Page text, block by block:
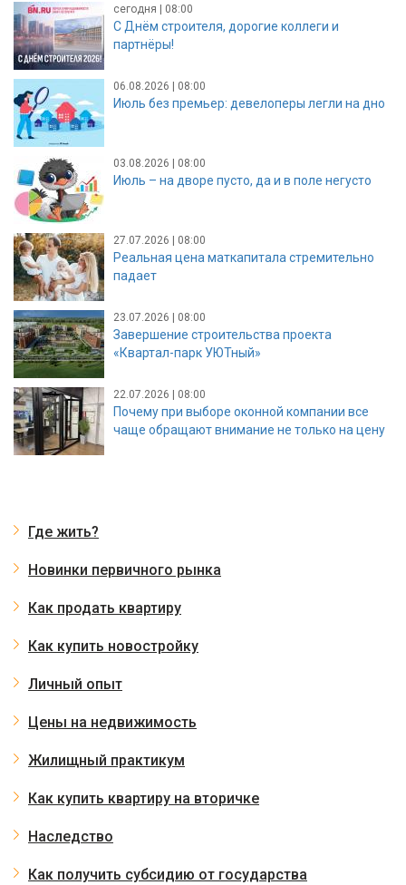
сегодня | 08:00
С Днём строителя, дорогие коллеги и
партнёры!
06.08.2026 | 08:00
Июль без премьер: девелоперы легли на дно
03.08.2026 | 08:00
Июль – на дворе пусто, да и в поле негусто
27.07.2026 | 08:00
Реальная цена маткапитала стремительно
падает
23.07.2026 | 08:00
Завершение строительства проекта
«Квартал-парк УЮТный»
22.07.2026 | 08:00
Почему при выборе оконной компании все
чаще обращают внимание не только на цену
Где жить?
Новинки первичного рынка
Как продать квартиру
Как купить новостройку
Личный опыт
Цены на недвижимость
Жилищный практикум
Как купить квартиру на вторичке
Наследство
Как получить субсидию от государства